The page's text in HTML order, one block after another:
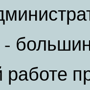
-
работе